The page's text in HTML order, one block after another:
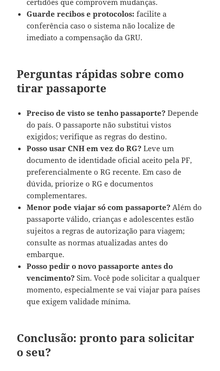
Guarde recibos e protocolos: facilite a
conferência caso o sistema não localize de
imediato a compensação da GRU.
Perguntas rápidas sobre como
tirar passaporte
Preciso de visto se tenho passaporte? Depende
do país. O passaporte não substitui vistos
exigidos; verifique as regras do destino.
Posso usar CNH em vez do RG? Leve um
documento de identidade oficial aceito pela PF,
preferencialmente o RG recente. Em caso de
dúvida, priorize o RG e documentos
complementares.
Menor pode viajar só com passaporte? Além do
passaporte válido, crianças e adolescentes estão
sujeitos a regras de autorização para viagem;
consulte as normas atualizadas antes do
embarque.
Posso pedir o novo passaporte antes do
vencimento? Sim. Você pode solicitar a qualquer
momento, especialmente se vai viajar para países
que exigem validade mínima.
Conclusão: pronto para solicitar
o seu?